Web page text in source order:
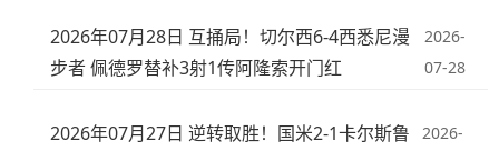
2026年07月28日 互捅局！切尔西6-4西悉尼漫
步者 佩德罗替补3射1传阿隆索开门红
2026-
07-28
2026年07月27日 逆转取胜！国米2-1卡尔斯鲁
2026-